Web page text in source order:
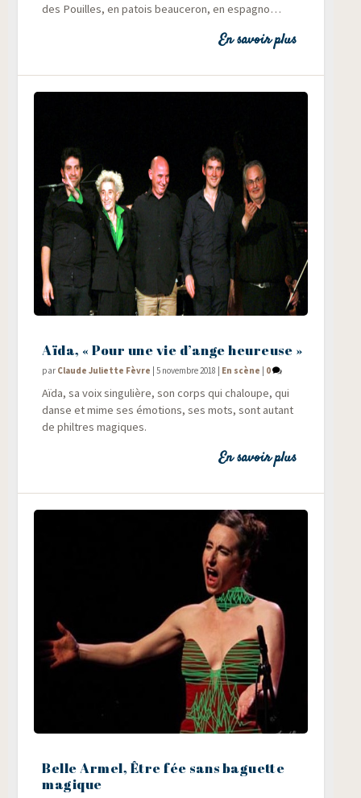
des Pouilles, en patois beau­ce­ron, en espagno…
En savoir plus
Aïda, « Pour une vie d’ange heureuse »
par Claude Juliette Fèvre |5 novembre 2018 En scène 0
Aïda, sa voix sin­gu­lière, son corps qui cha­loupe, qui
danse et mime ses émo­tions, ses mots, sont autant
de philtres magiques.
En savoir plus
Belle Armel, Être fée sans baguette
magique